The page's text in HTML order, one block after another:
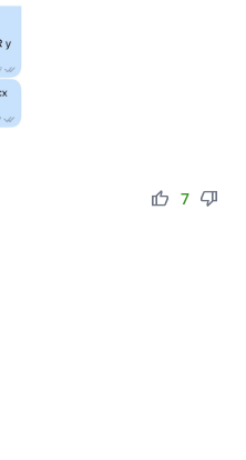
thumb_up thumb_down
7